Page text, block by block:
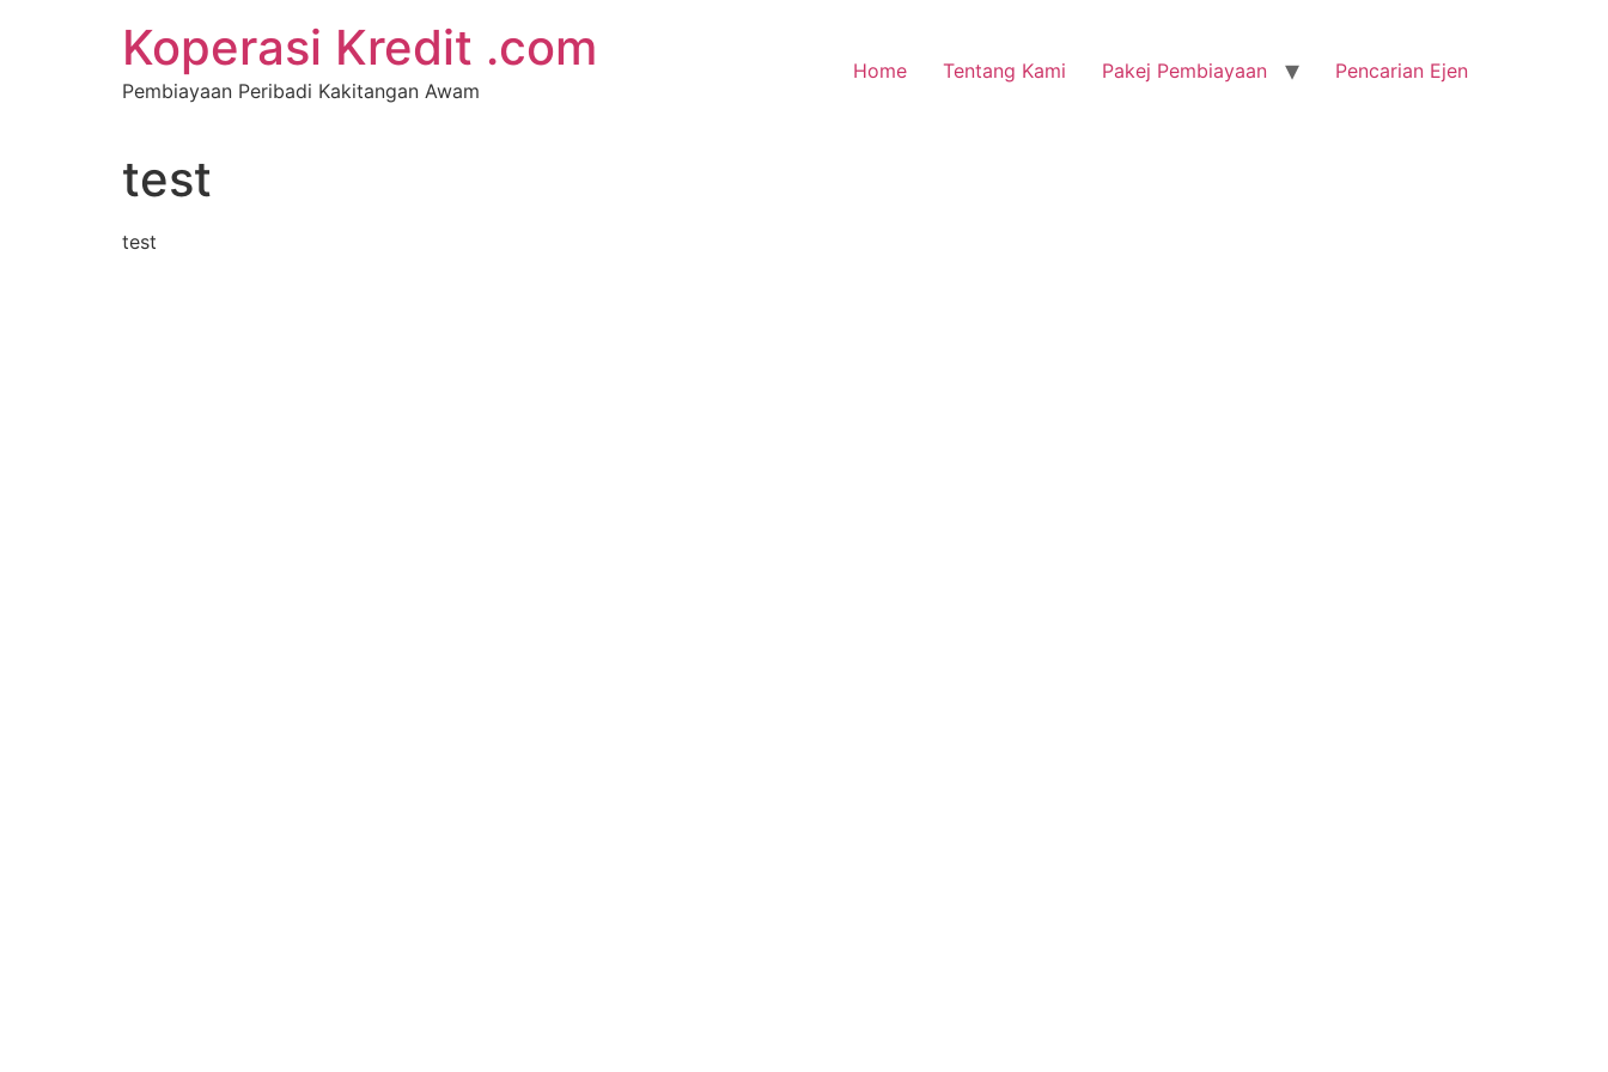
Koperasi Kredit .com
Pembiayaan Peribadi Kakitangan Awam
Home Tentang Kami Pakej Pembiayaan Pencarian Ejen
test
test